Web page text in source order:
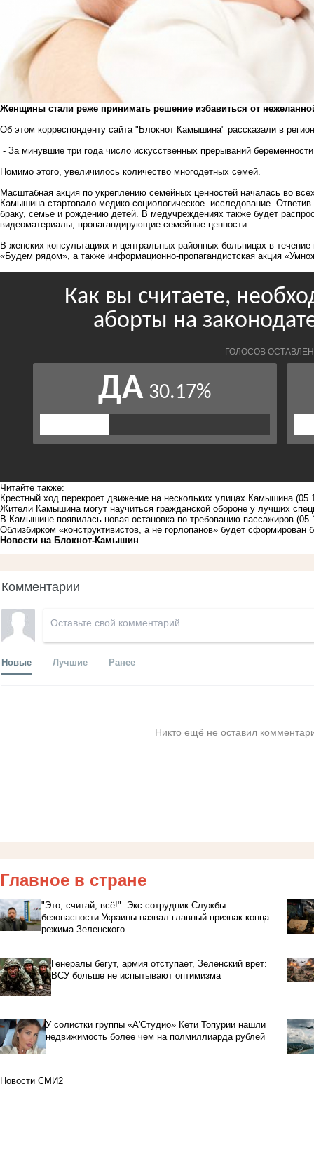
Женщины стали реже принимать решение избавиться от
Об этом корреспонденту сайта "Блокнот Камышина" рассказали в
- За минувшие три года число искусственных прерываний
Помимо этого, увеличилось количество многодетных семей.
Масштабная акция по укреплению семейных ценностей началась во
Камышина стартовало медико-социологическое исследование.
браку, семье и рождению детей. В медучреждениях также будет
видеоматериалы, пропагандирующие семейные ценности.
В женских консультациях и центральных районных больницах в
«Будем рядом», а также информационно-пропагандистская акция
Читайте также:
Крестный ход перекроет движение на нескольких улицах Камышина
Жители Камышина могут научиться гражданской обороне у лучших
В Камышине появилась новая остановка по требованию пассажиров
Облизбирком «конструктивистов, а не горлопанов» будет сформирован
Новости на Блoкнoт-Камышин
Комментарии
Новые Лучшие Ранее
Никто ещё не оставил
Главное в стране
"Это, считай, всё!": Экс-сотрудник Службы
безопасности Украины назвал главный признак конца
режима Зеленского
Генералы бегут, армия отступает, Зеленский врет:
ВСУ больше не испытывают оптимизма
У солистки группы «А'Студио» Кети Топурии нашли
недвижимость более чем на полмиллиарда рублей
Новости СМИ2